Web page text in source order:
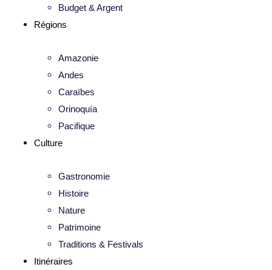
Budget & Argent
Régions
Amazonie
Andes
Caraïbes
Orinoquía
Pacifique
Culture
Gastronomie
Histoire
Nature
Patrimoine
Traditions & Festivals
Itinéraires